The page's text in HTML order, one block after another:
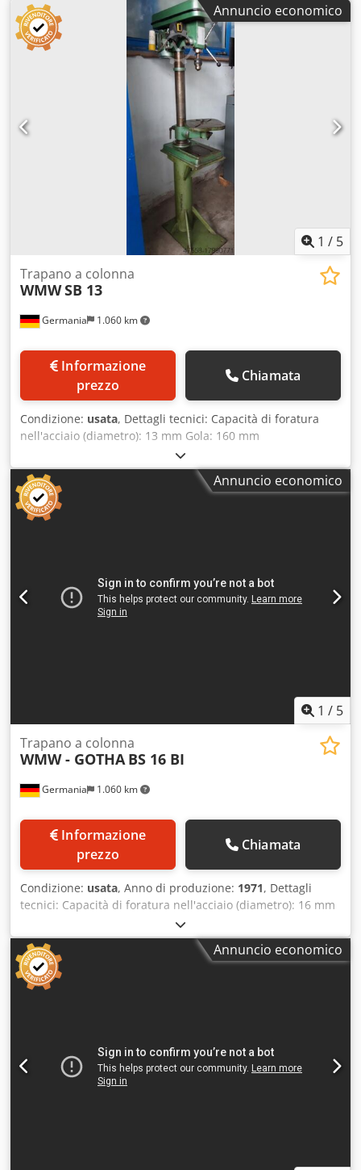
standard: 18 mm dotazione di serie: - Dispositivo per la
filettatura - Indicatore digitale della velocità - Indicatore
digitale della profondità di foratura - Regolazione del
piano tramite cremagliera - Manuale di istruzioni
Annuncio economico
1 / 5
Germania 1.060 km
Trapano a colonna
WMWSB 13
prezzo
Chiamata
Condizione: usata, Dettagli tecnici: Capacità di foratura
nell'acciaio (diametro): 13 mm Gola: 160 mm
Cedpfevgbdxjx Aiyjrf Corsa di foratura: 60 mm Supporto
mandrino MK: MK2 Velocità del mandrino: 210 - 2580 / 16
passi giri/min Avanzamento: manuale mm/giro Superficie
di bloccaggio tavola: 200 x 185 (fissa) mm Distanza
mandrino/tavola max.: 620 mm Area di bloccaggio del
Fabbisogno energetico totale: 900 watt Peso macchina
circa: 90 kg Dimensioni della macchina ca. LxPxA: 0,6 x 0,31
x 1,7 m La macchina è dotata di un mandrino per trapano
Annuncio economico
1 / 5
Germania 1.060 km
Trapano a colonna
WMW - GOTHA BS 16 BI
prezzo
Chiamata
Condizione: usata, Anno di produzione: 1971, Dettagli
tecnici: Capacità di foratura nell'acciaio (diametro): 16 mm
Sporgenza: 250 mm Corsa di foratura: 125 mm
Portamandrino MK: MK 2 Velocità del mandrino: 350 - 2000
/ 8 giri al minuto Area di bloccaggio del tavolo: 280 x 355
mm Tavolo girevole: sì ° Regolazione tavola di foratura: 520
mm verticale Distanza tavola dal mandrino UK: max
Mandrino da trapano 13 mm -Punta elicoidale da 10 mm
con molatura svasata a 45° Crjdpfx Aiou Idhmsysf -Morsa a
Annuncio economico